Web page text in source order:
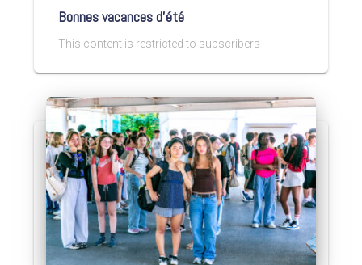
Bonnes vacances d’été
This content is restricted to subscribers